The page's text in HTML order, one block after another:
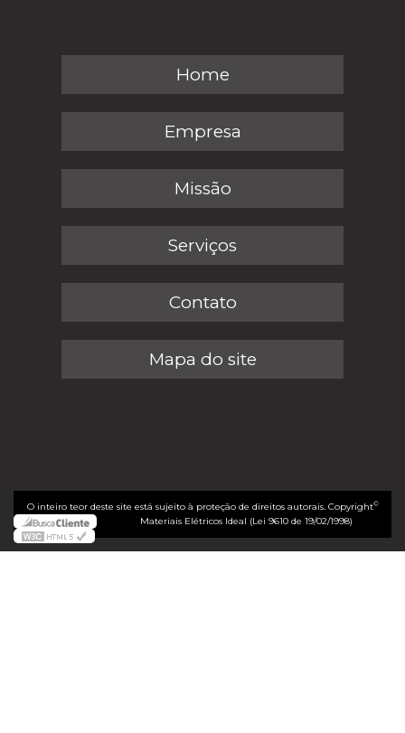
Home
Empresa
Missão
Serviços
Contato
Mapa do site
O inteiro teor deste site está sujeito à proteção de direitos autorais. Copyright©
Materiais Elétricos Ideal (Lei 9610 de 19/02/1998)